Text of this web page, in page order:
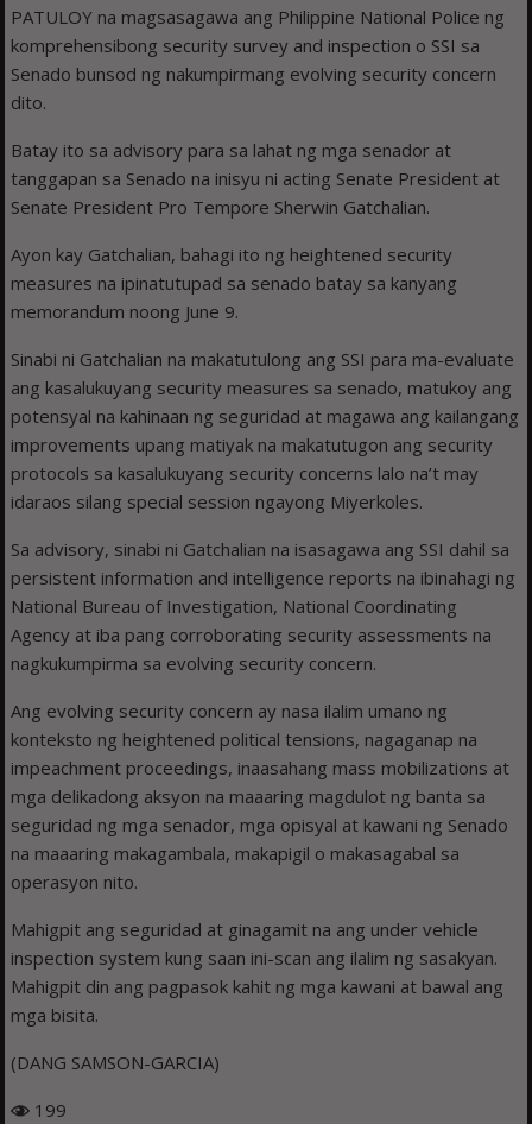
PATULOY na magsasagawa ang Philippine National Police ng
komprehensibong security survey and inspection o SSI sa
Senado bunsod ng nakumpirmang evolving security concern
dito.
Batay ito sa advisory para sa lahat ng mga senador at
tanggapan sa Senado na inisyu ni acting Senate President at
Senate President Pro Tempore Sherwin Gatchalian.
Ayon kay Gatchalian, bahagi ito ng heightened security
measures na ipinatutupad sa senado batay sa kanyang
memorandum noong June 9.
Sinabi ni Gatchalian na makatutulong ang SSI para ma-evaluate
ang kasalukuyang security measures sa senado, matukoy ang
potensyal na kahinaan ng seguridad at magawa ang kailangang
improvements upang matiyak na makatutugon ang security
protocols sa kasalukuyang security concerns lalo na’t may
idaraos silang special session ngayong Miyerkoles.
Sa advisory, sinabi ni Gatchalian na isasagawa ang SSI dahil sa
persistent information and intelligence reports na ibinahagi ng
National Bureau of Investigation, National Coordinating
Agency at iba pang corroborating security assessments na
nagkukumpirma sa evolving security concern.
Ang evolving security concern ay nasa ilalim umano ng
konteksto ng heightened political tensions, nagaganap na
impeachment proceedings, inaasahang mass mobilizations at
mga delikadong aksyon na maaaring magdulot ng banta sa
seguridad ng mga senador, mga opisyal at kawani ng Senado
na maaaring makagambala, makapigil o makasagabal sa
operasyon nito.
Mahigpit ang seguridad at ginagamit na ang under vehicle
inspection system kung saan ini-scan ang ilalim ng sasakyan.
Mahigpit din ang pagpasok kahit ng mga kawani at bawal ang
mga bisita.
(DANG SAMSON-GARCIA)
199